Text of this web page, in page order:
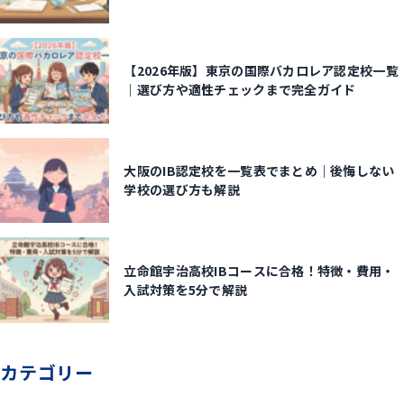
【2026年版】東京の国際バカロレア認定校一覧
｜選び方や適性チェックまで完全ガイド
大阪のIB認定校を一覧表でまとめ｜後悔しない
学校の選び方も解説
立命館宇治高校IBコースに合格！特徴・費用・
入試対策を5分で解説
カテゴリー